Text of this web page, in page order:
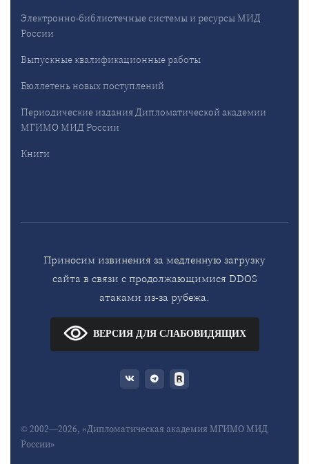
Электронно-библиотечные системы и ресурсы МИД
России
Выпускные квалификационные работы
Бюллетень новых поступлений
Периодические издания Дипломатической академии
МГИМО МИД России
Книги
Приносим извинения за медленную загрузку
сайта в связи с продолжающимися DDOS
атаками из-за рубежа.
ВЕРСИЯ ДЛЯ СЛАБОВИДЯЩИХ
© 2002—2026, «Дипломатическая академия МГИМО МИД
России»